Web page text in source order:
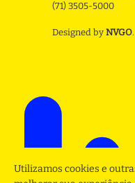
(71) 3505-5000
Designed by NVGO.
Utilizamos cookies e